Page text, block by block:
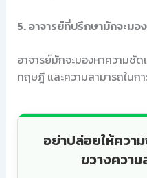
5. อาจารย์ที่ปรึกษามักจะมอ
อาจารย์มักจะมองหาความชั
ทฤษฎี และความสามารถใน
อย่าปล่อยให้ควา
ขวางควา